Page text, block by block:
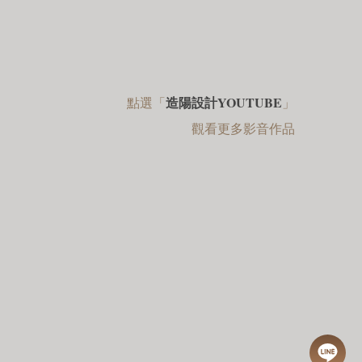
點選「造陽設計YOUTUBE 」
觀看更多影音作品